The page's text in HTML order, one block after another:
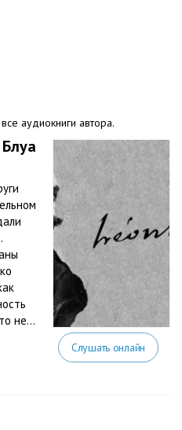
аудиокниги автора.
не...
Слушать онлайн